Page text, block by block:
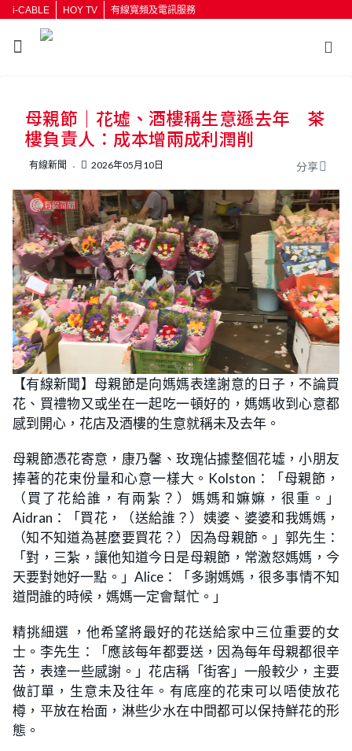
i-CABLE HOY TV 有線寬頻及電訊服務
母親節｜花墟、酒樓稱生意遜去年 茶
樓負責人：成本增兩成利潤削
有線新聞 2026年05月10日 分享
n
m
t
e
o
a
d
e
d
:
1
6
5
%
【有線新聞】母親節是向媽媽表達謝意的日子，不論買
花、買禮物又或坐在一起吃一頓好的，媽媽收到心意都
感到開心，花店及酒樓的生意就稱未及去年。
母親節憑花寄意，康乃馨、玫瑰佔據整個花墟，小朋友
捧著的花束份量和心意一樣大。Kolston：「母親節，
（買了花給誰，有兩紮？）媽媽和嫲嫲，很重。」
Aidran：「買花，（送給誰？）姨婆、婆婆和我媽媽，
（知不知道為甚麼要買花？）因為母親節。」郭先生：
「對，三紮，讓他知道今日是母親節，常激怒媽媽，今
天要對她好一點。」Alice：「多謝媽媽，很多事情不知
道問誰的時候，媽媽一定會幫忙。」
精挑細選 ，他希望將最好的花送給家中三位重要的女
士。李先生：「應該每年都要送，因為每年母親都很辛
苦，表達一些感謝。」花店稱「街客」一般較少，主要
做訂單，生意未及往年。有底座的花束可以唔使放花
樽，平放在枱面，淋些少水在中間都可以保持鮮花的形
態。